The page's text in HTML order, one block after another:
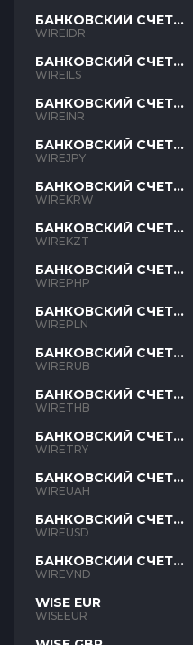
БАНКОВСКИЙ СЧЕТ
IDR
WIREIDR
БАНКОВСКИЙ СЧЕТ
ILS
WIREILS
БАНКОВСКИЙ СЧЕТ
INR
WIREINR
БАНКОВСКИЙ СЧЕТ
JPY
WIREJPY
БАНКОВСКИЙ СЧЕТ
KRW
WIREKRW
БАНКОВСКИЙ СЧЕТ
KZT
WIREKZT
БАНКОВСКИЙ СЧЕТ
PHP
WIREPHP
БАНКОВСКИЙ СЧЕТ
PLN
WIREPLN
БАНКОВСКИЙ СЧЕТ
RUB
WIRERUB
БАНКОВСКИЙ СЧЕТ
THB
WIRETHB
БАНКОВСКИЙ СЧЕТ
TRY
WIRETRY
БАНКОВСКИЙ СЧЕТ
UAH
WIREUAH
БАНКОВСКИЙ СЧЕТ
USD
WIREUSD
БАНКОВСКИЙ СЧЕТ
VND
WIREVND
WISE EUR
WISEEUR